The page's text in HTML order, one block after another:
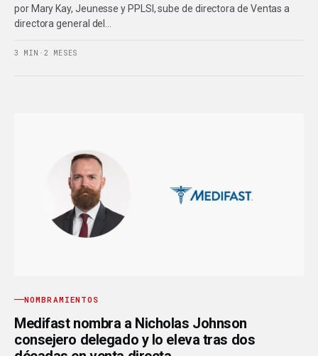
por Mary Kay, Jeunesse y PPLSI, sube de directora de Ventas a
directora general del…
3 MIN · 2 MESES
NOMBRAMIENTOS
Medifast nombra a Nicholas Johnson
consejero delegado y lo eleva tras dos